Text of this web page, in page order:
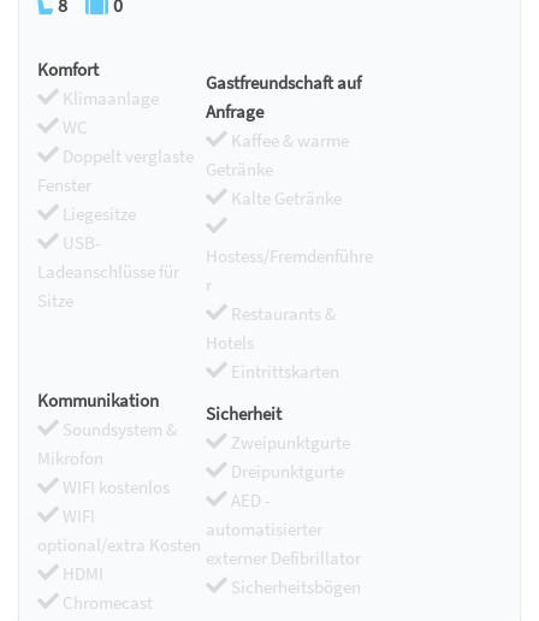
8 0
Komfort
Klimaanlage
WC
Doppelt verglaste
Fenster
Liegesitze
USB-
Ladeanschlüsse für
Sitze
Gastfreundschaft auf
Anfrage
Kaffee & warme
Getränke
Kalte Getränke
Hostess/Fremdenführe
r
Restaurants &
Hotels
Eintrittskarten
Kommunikation
Soundsystem &
Mikrofon
WIFI kostenlos
WIFI
optional/extra Kosten
HDMI
Chromecast
Sicherheit
Zweipunktgurte
Dreipunktgurte
AED -
automatisierter
externer Defibrillator
Sicherheitsbögen